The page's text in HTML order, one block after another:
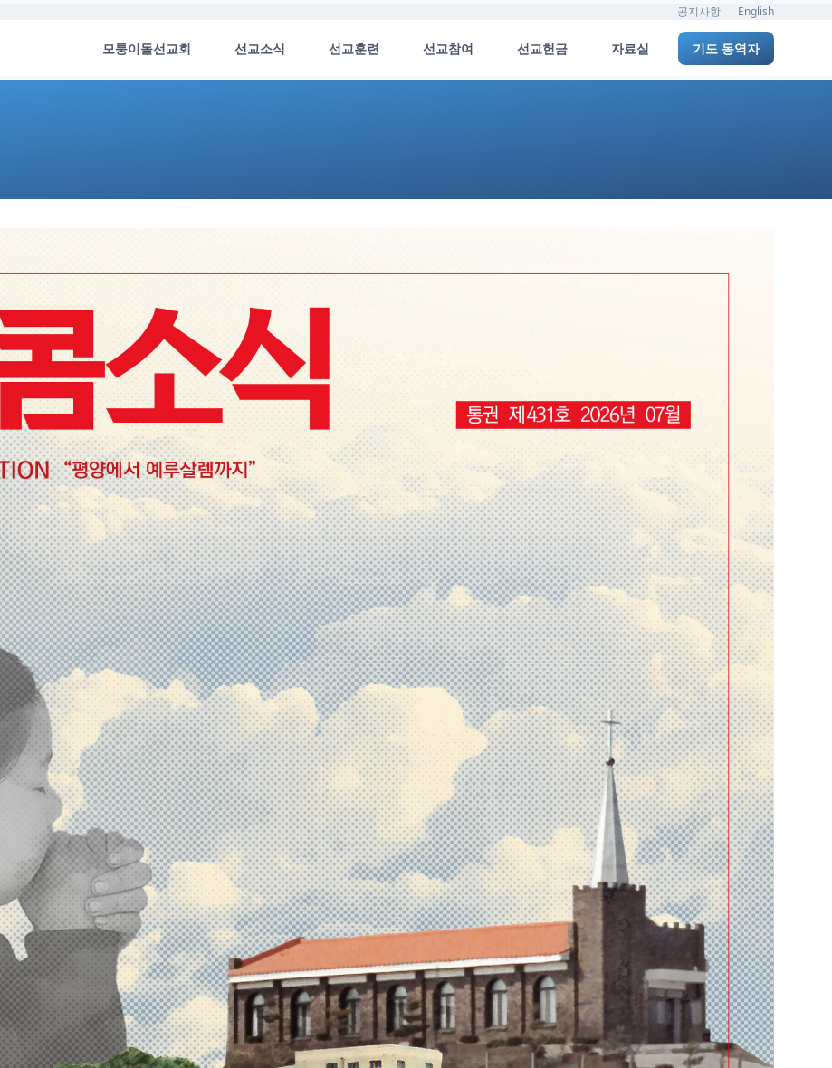
공지사항 English
모퉁이돌선교회 선교소식 선교훈련 선교참여 선교헌금 자료실 기도 동역자